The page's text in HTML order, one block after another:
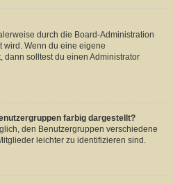
durch die Board-Administration
wird. Wenn du eine eigene
dann solltest du einen Administrator
farbig dargestellt?
den Benutzergruppen verschiedene
leichter zu identifizieren sind.